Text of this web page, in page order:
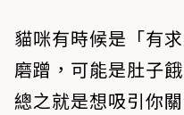
貓咪有時候是「有
磨蹭，可能是肚子
總之就是想吸引你